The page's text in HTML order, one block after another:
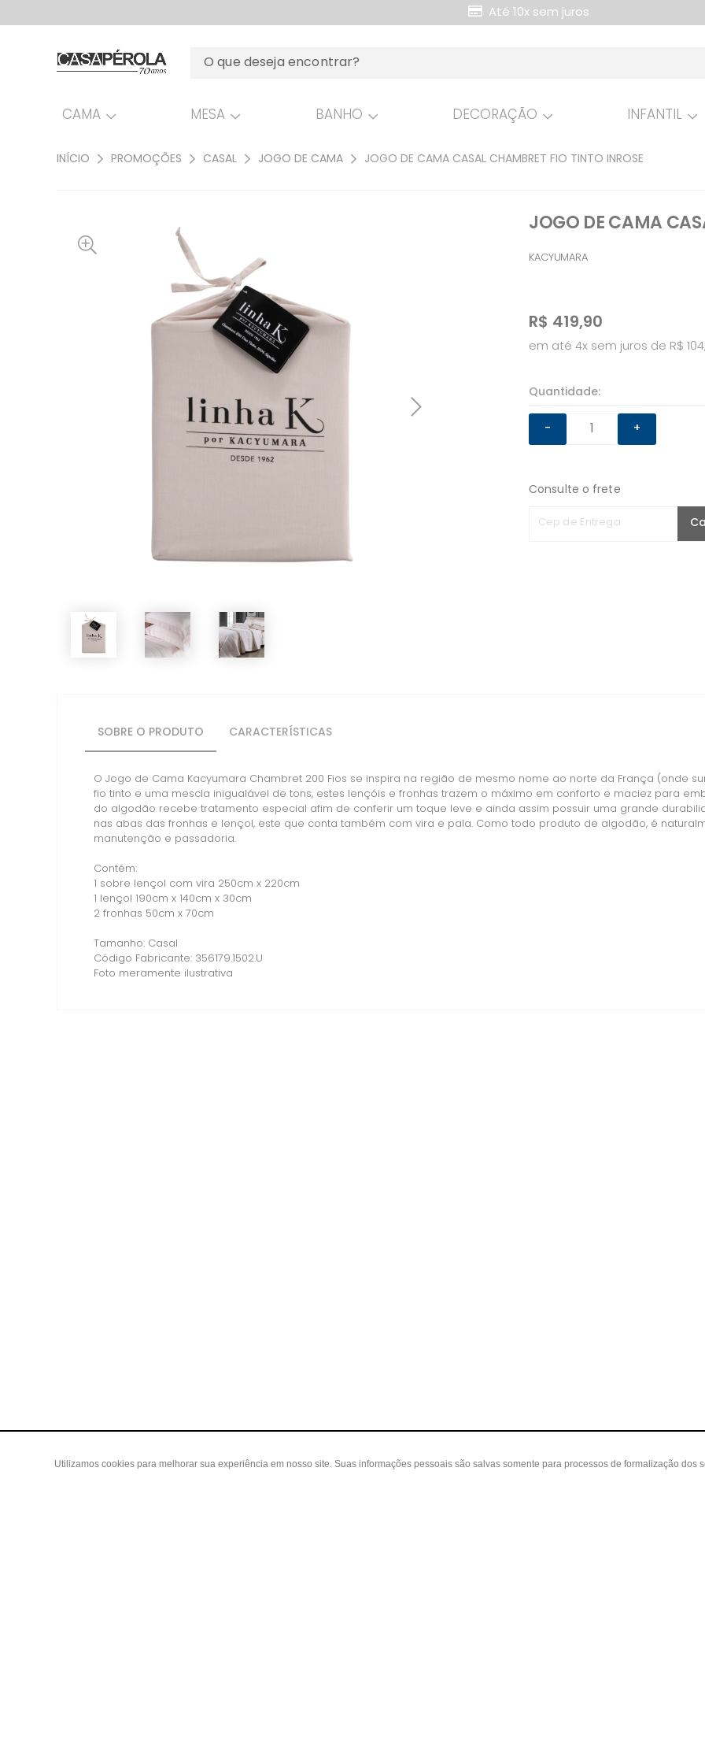
Até 10x sem juros
CAMA MESA BANHO DECORAÇÃO INFANTIL
INÍCIO PROMOÇÕES CASAL JOGO DE CAMA JOGO DE CAMA CASAL CHAMBRET FIO TINTO INROSE
JOGO DE CAMA
KACYUMARA
R$ 419,90
em até 4x sem juros de R$
Quantidade:
-
+
Consulte o frete
Cep de Entrega
SOBRE O PRODUTO CARACTERÍSTICAS
O Jogo de Cama Kacyumara Chambret 200 Fios se inspira na região de mesmo nome ao norte da França (onde
fio tinto e uma mescla inigualável de tons, estes lençóis e fronhas trazem o máximo em conforto e maciez para
do algodão recebe tratamento especial afim de conferir um toque leve e ainda assim possuir uma grande
nas abas das fronhas e lençol, este que conta também com vira e pala. Como todo produto de algodão, é
manutenção e passadoria.
Contém:
1 sobre lençol com vira 250cm x 220cm
1 lençol 190cm x 140cm x 30cm
2 fronhas 50cm x 70cm
Tamanho: Casal
Código Fabricante: 356179.1502.U
Foto meramente ilustrativa
Utilizamos cookies para melhorar sua experiência em nosso site. Suas informações pessoais são salvas somente para processos de formalização dos